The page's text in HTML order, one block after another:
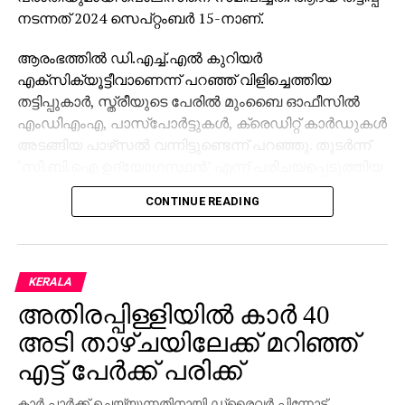
നടന്നത് 2024 സെപ്റ്റംബര്‍ 15-നാണ്.
ആരംഭത്തില്‍ ഡി.എച്ച്.എല്‍ കുറിയര്‍
എക്‌സിക്യൂട്ടീവാണെന്ന് പറഞ്ഞ് വിളിച്ചെത്തിയ
തട്ടിപ്പുകാര്‍, സ്ത്രീയുടെ പേരില്‍ മുംബൈ ഓഫീസില്‍
എംഡിഎംഎ, പാസ്പോര്‍ട്ടുകള്‍, ക്രെഡിറ്റ് കാര്‍ഡുകള്‍
അടങ്ങിയ പാഴ്‌സല്‍ വന്നിട്ടുണ്ടെന്ന് പറഞ്ഞു. തുടര്‍ന്ന്
മറ്റൊരാള്‍ ഭീഷണിപ്പെടുത്തി. അറസ്റ്റ് ചെയ്യുമെന്ന
ഭീഷണിക്കിടെ നിരപരാധിത്വം തെളിയിക്കാന്‍ സ്ത്രീയെ
ചെയ്തു.
മകന്റെ വിവാഹം അടുത്തുള്ളതിനാല്‍ ഭീതിയില്‍പ്പെട്ട
അവര്‍ തട്ടിപ്പുകാരുടെ നിര്‍ദ്ദേശം അനുസരിക്കേണ്ടി
വന്നു. ‘ജാമ്യം’ എന്ന പേരില്‍ ആദ്യം രണ്ട് കോടി
രൂപയും തുടര്‍ന്ന് ബാങ്ക് അക്കൗണ്ടുകളില്‍ നിന്നുളള
CONTINUE READING
KERALA
അതിരപ്പിള്ളിയില്‍ കാര്‍ 40
അടി താഴ്ചയിലേക്ക് മറിഞ്ഞ്
എട്ട് പേര്‍ക്ക് പരിക്ക്